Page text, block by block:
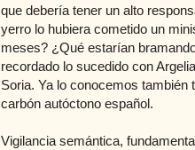
que debería tener un alto
yerro lo hubiera cometido un
meses? ¿Qué estarían
recordado lo sucedido con
Soria. Ya lo conocemos
carbón autóctono español.
Vigilancia semántica,